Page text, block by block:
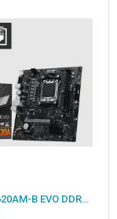
MSI PRO A620AM-B EVO DDR5 6800MT/S 1XHDMI 1XVGA 1XM.2 USB MATX AM5 (AMD AM5 9000/8000/7000 SERİ İLE UYUMLU)